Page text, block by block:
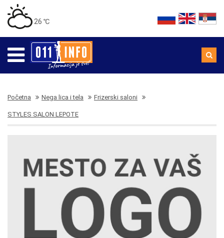
26 ℃
Početna Nega lica i tela Frizerski saloni
STYLES SALON LEPOTE